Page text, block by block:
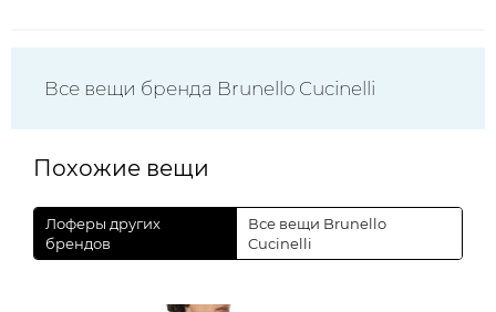
Все вещи бренда Brunello Cucinelli
Похожие вещи
Лоферы других
брендов
Все вещи Brunello
Cucinelli